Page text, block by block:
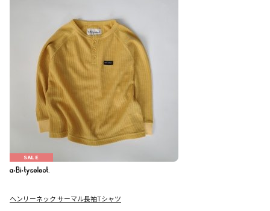
SALE
ヘンリーネック サーマル長袖Tシャツ